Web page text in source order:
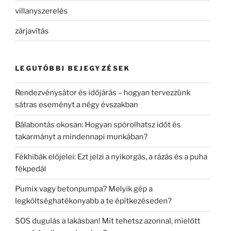
villanyszerelés
zárjavítás
LEGUTÓBBI BEJEGYZÉSEK
Rendezvénysátor és időjárás – hogyan tervezzünk
sátras eseményt a négy évszakban
Bálabontás okosan: Hogyan spórolhatsz időt és
takarmányt a mindennapi munkában?
Fékhibák előjelei: Ezt jelzi a nyikorgás, a rázás és a puha
fékpedál
Pumix vagy betonpumpa? Melyik gép a
legköltséghatékonyabb a te építkezéseden?
SOS dugulás a lakásban! Mit tehetsz azonnal, mielőtt